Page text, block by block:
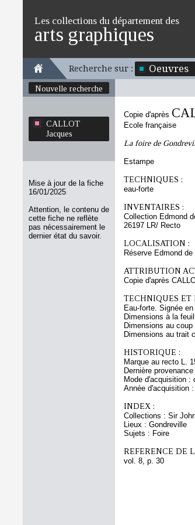
Les collections du département des
arts graphiques
Recherche sur : Oeuvres
Nouvelle recherche
CALLOT
Jacques
Mise à jour de la fiche
16/01/2025
Attention, le contenu de
cette fiche ne reflète
pas nécessairement le
dernier état du savoir.
Copie d'après
Ecole française
La foire de
Estampe
TECHNIQUES :
eau-forte
INVENTAIRES :
Collection Edmond
26197 LR/ Recto
LOCALISATION :
Réserve Edmond
ATTRIBUTION
Copie d'après
TECHNIQUES ET
Eau-forte. Signée
Dimensions à la
Dimensions au
Dimensions au trait
HISTORIQUE :
Marque au recto L.
Dernière
Mode d'acquisition :
Année d'acquisition
INDEX :
Collections : Sir
Lieux : Gondreville
Sujets : Foire
REFERENCE DE
vol. 8, p. 30